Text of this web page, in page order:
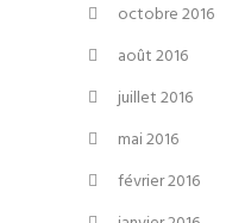
octobre 2016
août 2016
juillet 2016
mai 2016
février 2016